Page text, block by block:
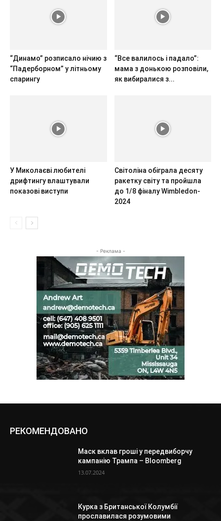
“Динамо” розписало нічию з
“Падерборном” у літньому
спарингу
“Все валилось і падало”:
мама з донькою розповіли,
як вибиралися з...
У Миколаєві любителі
дрифтингу влаштували
показові виступи
Світоліна обіграла десяту
ракетку світу та пройшла
до 1/8 фіналу Wimbledon-
2024
- Реклама -
РЕКОМЕНДОВАНО
Маск вклав гроші у передвиборчу
кампанію Трампа – Bloomberg
13.07.2024
Курка з Британської Колумбії
прославилася розумовими